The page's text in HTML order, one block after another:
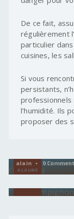
De ce fait,
régulièrement
particulier
cuisines, les
Si vous
persistants,
professionnels
l’humidité. Ils
proposer des
A LA UNE
alain • 0
HUMIDITÉ
Le